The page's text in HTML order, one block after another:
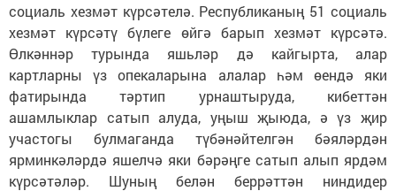
социаль хезмәт күрсәтелә. Республиканың 51 социаль
хезмәт күрсәтү бүлеге өйгә барып хезмәт күрсәтә.
Өлкәннәр турында яшьләр дә кайгырта, алар
картларны үз опекаларына алалар һәм өендә яки
фатирында тәртип урнаштыруда, кибеттән
ашамлыклар сатып алуда, уңыш җыюда, ә үз җир
участогы булмаганда түбәнәйтелгән бәяләрдән
ярминкәләрдә яшелчә яки бәрәңге сатып алып ярдәм
күрсәтәләр. Шуның белән беррәттән ниндидер